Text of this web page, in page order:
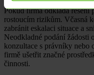
Pokud firma odkládá řešení
rostoucím rizikům. Včasná
zabránit eskalaci situace a
Neodkladné podání žádosti
konzultace s právníky nebo
firmě ušetřit značné
činnosti.